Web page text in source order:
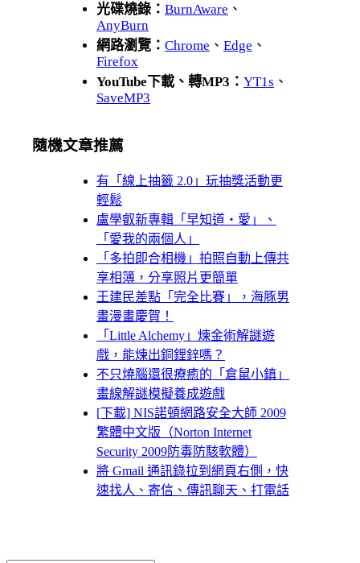
光碟燒錄： BurnAware 、
AnyBurn
網路瀏覽： Chrome 、 Edge 、
Firefox
YouTube下載、轉MP3： YT1s 、
SaveMP3
隨機文章推薦
有「線上抽籤 2.0」玩抽獎活動更
輕鬆
盧學叡新專輯「早知道‧愛」、
「愛我的兩個人」
「多拍即合相機」拍照自動上傳共
享相簿，分享照片更簡單
王建民差點「完全比賽」，海豚男
畫漫畫慶賀！
「Little Alchemy」煉金術解謎遊
戲，能煉出銅鋰鋅嗎？
不只燒腦還很療癒的「倉鼠小鎮」
畫線解謎模擬養成遊戲
[下載] NIS諾頓網路安全大師 2009
繁體中文版（Norton Internet
Security 2009防毒防駭軟體）
將 Gmail 通訊錄拉到網頁右側，快
速找人、寄信、傳訊聊天、打電話